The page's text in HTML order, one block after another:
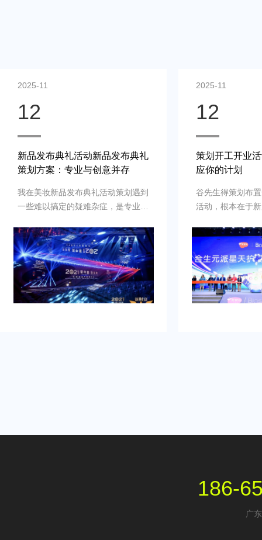
2025-11
12
策划开工开业活动案例：快速响
应你的计划
谷先生得策划布置一场商场开工开业
活动，根本在于新店、新公司、新品
并营造良好的品牌形象。再者得做
到：增加曝光度，吸引目标消费群
体，提高知名度，通过活动推动初期
销售。可是鉴于不具备充足的渠道和
资源进行大规模的市场推广。需要专
业的策划和执行来吸引目标人群，创
2025-11
12
线上直播营销
色点亮每个细节
夏总监在决计时
上直播策划公司
畅、观众参与符
有担心策划公司
经验不足，影响
需得慎重决计。
186-
广